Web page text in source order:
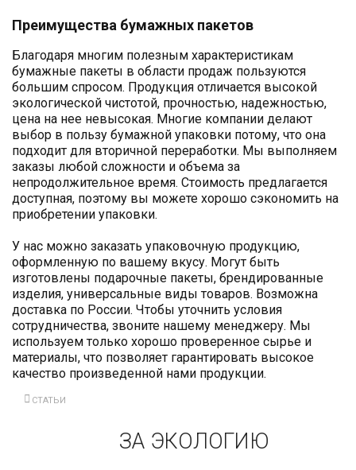
Преимущества бумажных пакетов
Благодаря многим полезным характеристикам
бумажные пакеты в области продаж пользуются
большим спросом. Продукция отличается высокой
экологической чистотой, прочностью, надежностью,
цена на нее невысокая. Многие компании делают
выбор в пользу бумажной упаковки потому, что она
подходит для вторичной переработки. Мы выполняем
заказы любой сложности и объема за
непродолжительное время. Стоимость предлагается
доступная, поэтому вы можете хорошо сэкономить на
приобретении упаковки.
У нас можно заказать упаковочную продукцию,
оформленную по вашему вкусу. Могут быть
изготовлены подарочные пакеты, брендированные
изделия, универсальные виды товаров. Возможна
доставка по России. Чтобы уточнить условия
сотрудничества, звоните нашему менеджеру. Мы
используем только хорошо проверенное сырье и
материалы, что позволяет гарантировать высокое
качество произведенной нами продукции.
СТАТЬИ
ЗА ЭКОЛОГИЮ